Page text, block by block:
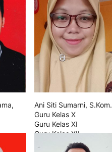
Ani Siti Sumarni, S.Kom.
Guru Kelas X
Guru Kelas XI
Guru Kelas XII